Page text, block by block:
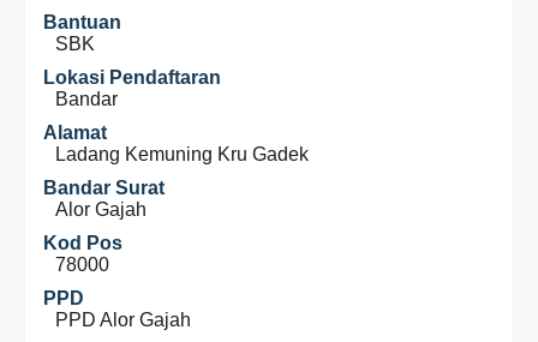
Bantuan
SBK
Lokasi Pendaftaran
Bandar
Alamat
Ladang Kemuning Kru Gadek
Bandar Surat
Alor Gajah
Kod Pos
78000
PPD
PPD Alor Gajah